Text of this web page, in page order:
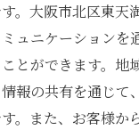
。大阪市北区東天
ュニケーションを
とができます。地
報の共有を通じて
。また、お客様か